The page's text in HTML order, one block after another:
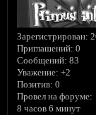
Зарегистрирован:
Приглашений: 0
Сообщений: 83
Уважение: +2
Позитив: 0
Провел на форуме:
8 часов 6 минут